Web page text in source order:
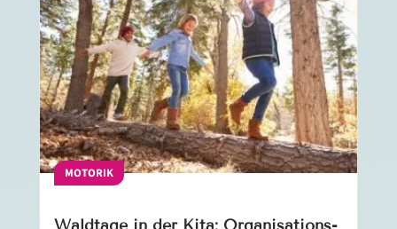
MOTORIK
Waldtage in der Kita: Organisations-